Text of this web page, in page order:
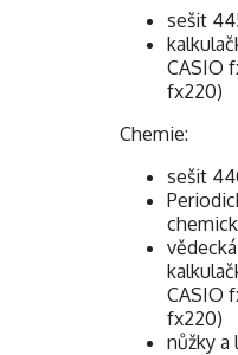
sešit
CASIO
fx220)
Chemie:
sešit
vědecká
CASIO
fx220)
nůžky a